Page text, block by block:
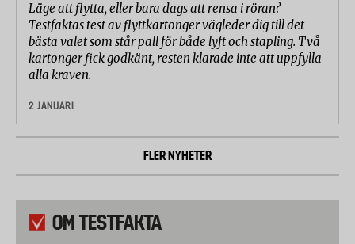
Läge att flytta, eller bara dags att rensa i röran?
Testfaktas test av flyttkartonger vägleder dig till det
bästa valet som står pall för både lyft och stapling. Två
kartonger fick godkänt, resten klarade inte att uppfylla
alla kraven.
2 JANUARI
FLER NYHETER
OM TESTFAKTA